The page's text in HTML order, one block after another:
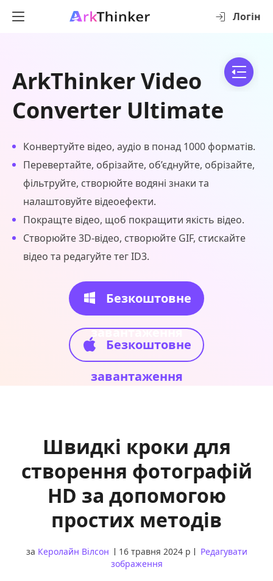
Логін
ArkThinker Video
Converter Ultimate
Конвертуйте відео, аудіо в понад 1000 форматів.
Перевертайте, обрізайте, об’єднуйте, обрізайте,
фільтруйте, створюйте водяні знаки та
налаштовуйте відеоефекти.
Покращте відео, щоб покращити якість відео.
Створюйте 3D-відео, створюйте GIF, стискайте
відео та редагуйте тег ID3.
Безкоштовне
завантаження
Безкоштовне
завантаження
Швидкі кроки для
створення фотографій
HD за допомогою
простих методів
за Керолайн Вілсон 16 травня 2024 р
Редагувати
зображення